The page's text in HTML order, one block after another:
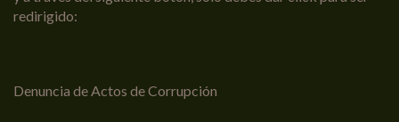
redirigido:
Denuncia de Actos de Corrupción